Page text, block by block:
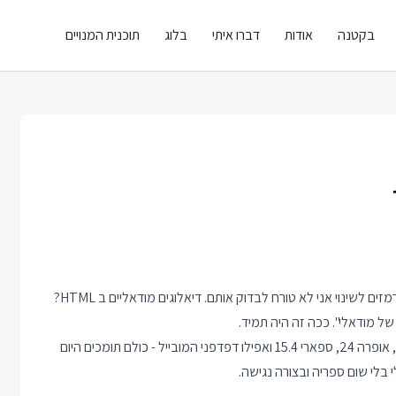
בקטנה אודות דברו איתי בלוג תוכנית המנויים
לפעמים יש לי אמונות והרגלים כל כך עתיקים שאפילו כשיש מסביב רמזים לשינוי אני לא טורח לבדוק אותם. דיאלוגים מודאליים ב HTML?
כן טוב, מה שהיה הוא לא מה שיהיה. כרום 37, אדג' 79, פיירפוקס 98, אופרה 24, ספארי 15.4 ואפילו דפדפני המובייל - כולם תומכים היום
בלי שום ספריה ובצורה נגישה.